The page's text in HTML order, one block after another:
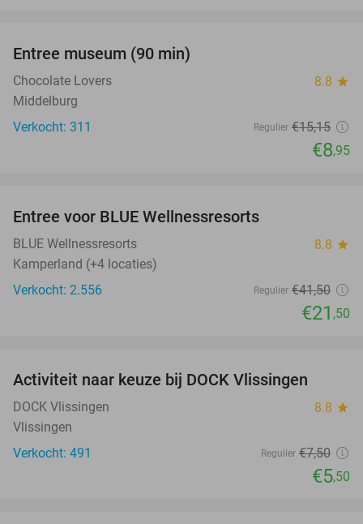
Entree museum (90 min)
Chocolate Lovers 8.8 star
Middelburg
Verkocht: 311
Regulier €15,15
€8,95
Entree voor BLUE Wellnessresorts
BLUE Wellnessresorts 8.8 star
Kamperland (+4 locaties)
Verkocht: 2.556
Regulier €41,50
€21 ,50
Activiteit naar keuze bij DOCK Vlissingen
DOCK Vlissingen 8.8 star
Vlissingen
Verkocht: 491
Regulier €7,50
€5,50